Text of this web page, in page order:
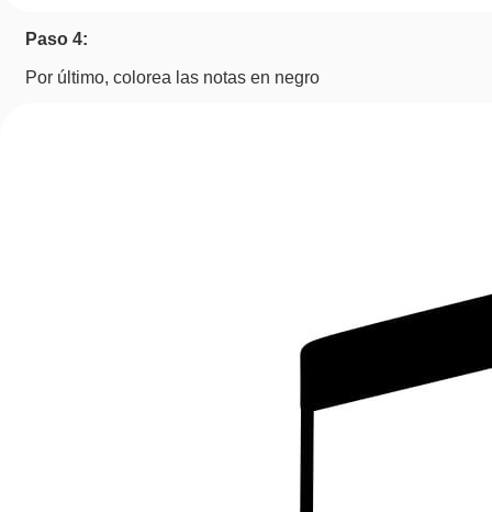
Paso 4:
Por último, colorea las notas en negro